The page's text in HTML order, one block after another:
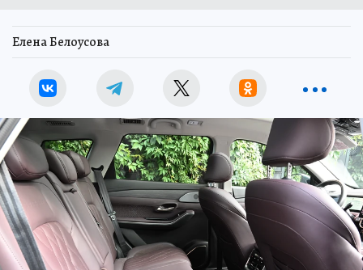
Елена Белоусова